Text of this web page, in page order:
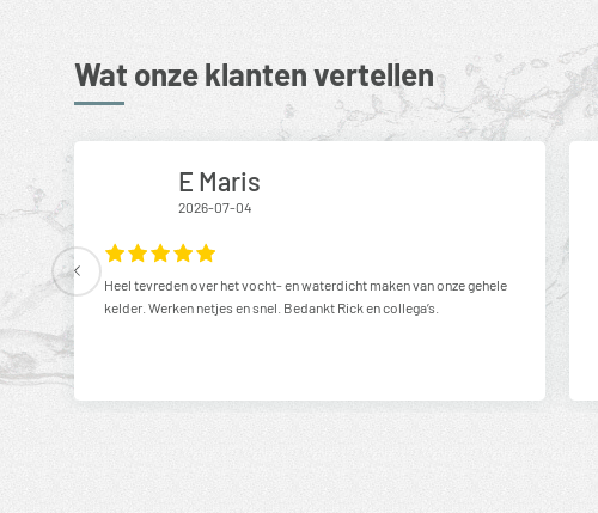
Wat onze klanten vertellen
Heel tevreden over het vocht- en waterdicht maken van onze gehele
kelder. Werken netjes en snel. Bedankt Rick en collega’s.
E Maris
2026-07-04